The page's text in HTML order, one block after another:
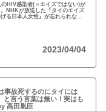
のHIV感染者(＝エイズではない)が
NHKが放送した『タイのエイズ
る日本人女性』が忘れられな
2023/04/04
事故死するのにタイには
と言う言葉は無い！実はも
高田胤臣